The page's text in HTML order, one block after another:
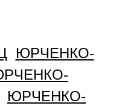
ЮРЧЕНКО-
ЮРЧЕНКО-